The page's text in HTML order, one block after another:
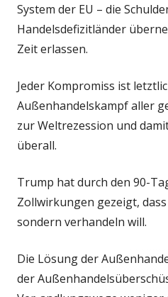
System der EU – die
Handelsdefizitländer
Zeit erlassen.
Jeder Kompromiss ist
Außenhandelskampf aller
zur Weltrezession und
überall.
Trump hat durch den 90-
Zollwirkungen gezeigt,
sondern verhandeln will.
Die Lösung der
der